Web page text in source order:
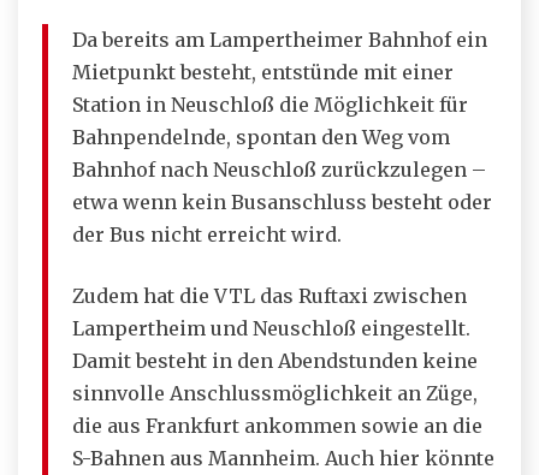
Da bereits am Lampertheimer Bahnhof ein
Mietpunkt besteht, entstünde mit einer
Station in Neuschloß die Möglichkeit für
Bahnpendelnde, spontan den Weg vom
Bahnhof nach Neuschloß zurückzulegen –
etwa wenn kein Busanschluss besteht oder
der Bus nicht erreicht wird.
Zudem hat die VTL das Ruftaxi zwischen
Lampertheim und Neuschloß eingestellt.
Damit besteht in den Abendstunden keine
sinnvolle Anschlussmöglichkeit an Züge,
die aus Frankfurt ankommen sowie an die
S-Bahnen aus Mannheim. Auch hier könnte